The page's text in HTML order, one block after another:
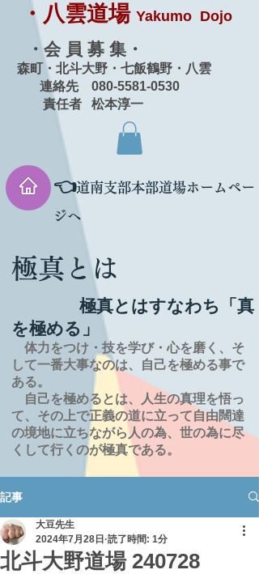
・八雲道場 Yakumo Dojo
・会 員 募 集・
森町・北斗大野・七飯鶴野・八雲
連絡先 080-5581-0530
責任者 松本淳一
👈道南支部本部道場ホームペー
ジへ
極真とは
極真とはすなわち「真
を極める」
体力をつけ・技を学び・心を磨く、そ
して一番大事なのは、自己を極める事で
ある。
自己を極めるとは、
人生の真理を悟っ
て、その上で正義の道に立って自由闊達
の境地に立ちながら人の為、世の為に尽
くして行くのが極真である。
記事
北斗大野道場 240728
大豆先生
2024年7月28日 読了時間: 1分